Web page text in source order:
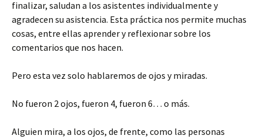
finalizar, saludan a los asistentes individualmente y
agradecen su asistencia. Esta práctica nos permite muchas
cosas, entre ellas aprender y reflexionar sobre los
comentarios que nos hacen.
Pero esta vez solo hablaremos de ojos y miradas.
No fueron 2 ojos, fueron 4, fueron 6… o más.
Alguien mira, a los ojos, de frente, como las personas